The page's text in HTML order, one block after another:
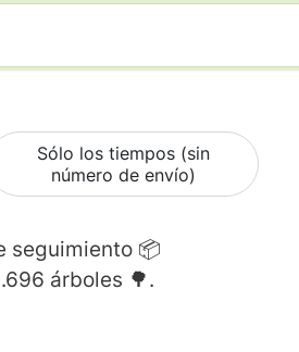
Sólo los tiempos (sin
número de envío)
seguimiento 📦
árboles 🌳.